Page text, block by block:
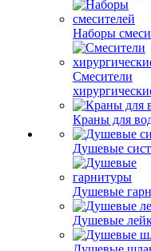
Наборы
Смесители
Краны для
Душевые
Душевые
Душевые